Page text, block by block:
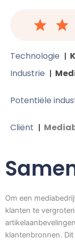
Technologie
Industrie
Potentiële
Cliënt
Om een
klanten te
klantenbronnen.